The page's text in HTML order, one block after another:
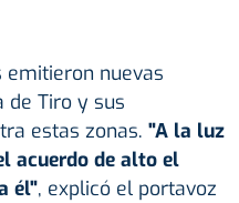
nuevas
de Tiro y sus
estas zonas. "A la luz
acuerdo de alto el
él", explicó el portavoz